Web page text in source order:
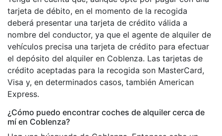
tarjeta de débito, en el momento de la recogida
deberá presentar una tarjeta de crédito válida a
nombre del conductor, ya que el agente de alquiler de
vehículos precisa una tarjeta de crédito para efectuar
el depósito del alquiler en Coblenza. Las tarjetas de
crédito aceptadas para la recogida son MasterCard,
Visa y, en determinados casos, también American
Express.
¿Cómo puedo encontrar coches de alquiler cerca de
mí en Coblenza?